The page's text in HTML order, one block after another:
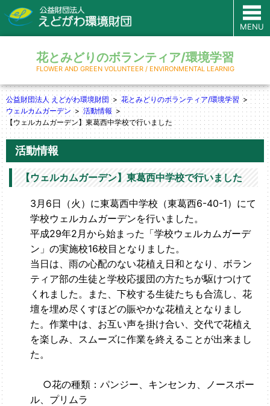
MENU
花とみどりのボランティア/環境学習
FLOWER AND GREEN VOLUNTEER / ENVIRONMENTAL LEARNIG
公益財団法人 えどがわ環境財団
花とみどりのボランティア/環境学習
ウェルカムガーデン
活動情報
【ウェルカムガーデン】東葛西中学校で行いました
活動情報
【ウェルカムガーデン】東葛西中学校で行いました
3月6日（火）に東葛西中学校（東葛西6-40-1）にて
学校ウェルカムガーデンを行いました。
平成29年2月から始まった「学校ウェルカムガーデ
ン」の実施校16校目となりました。
当日は、雨の心配のない花植え日和となり、ボラン
ティア部の生徒と学校応援団の方たちが駆けつけて
くれました。また、下校する生徒たちも合流し、花
壇を埋め尽くすほどの賑やかな花植えとなりまし
た。作業中は、お互い声を掛け合い、交代で花植え
を楽しみ、スムーズに作業を終えることが出来まし
た。
○花の種類：パンジー、キンセンカ、ノースポー
ル、プリムラ